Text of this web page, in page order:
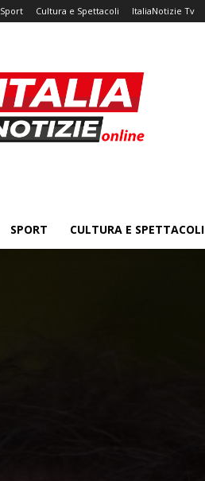
Sport Cultura e Spettacoli ItaliaNotizie Tv
SPORT CULTURA E SPETTACOLI